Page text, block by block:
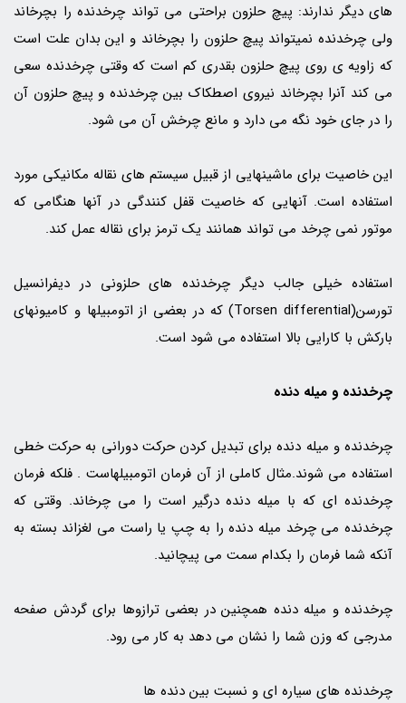
های دیگر ندارند: پیچ حلزون براحتی می تواند چرخدنده را بچرخاند
ولی چرخدنده نمیتواند پیچ حلزون را بچرخاند و این بدان علت است
که زاویه ی روی پیچ حلزون بقدری کم است که وقتی چرخدنده سعی
می کند آنرا بچرخاند نیروی اصطکاک بین چرخدنده و پیچ حلزون آن
را در جای خود نگه می دارد و مانع چرخش آن می شود.
این خاصیت برای ماشینهایی از قبیل سیستم های نقاله مکانیکی مورد
استفاده است. آنهایی که خاصیت قفل کنندگی در آنها هنگامی که
موتور نمی چرخد می تواند همانند یک ترمز برای نقاله عمل کند.
استفاده خیلی جالب دیگر چرخدنده های حلزونی در دیفرانسیل
تورسن(Torsen differential) که در بعضی از اتومبیلها و کامیونهای
بارکش با کارایی بالا استفاده می شود است.
چرخدنده و میله دنده
چرخدنده و میله دنده برای تبدیل کردن حرکت دورانی به حرکت خطی
استفاده می شوند.مثال کاملی از آن فرمان اتومبیلهاست . فلکه فرمان
چرخدنده ای که با میله دنده درگیر است را می چرخاند. وقتی که
چرخدنده می چرخد میله دنده را به چپ یا راست می لغزاند بسته به
آنکه شما فرمان را بکدام سمت می پیچانید.
چرخدنده و میله دنده همچنین در بعضی ترازوها برای گردش صفحه
مدرجی که وزن شما را نشان می دهد به کار می رود.
چرخدنده های سیاره ای و نسبت بین دنده ها